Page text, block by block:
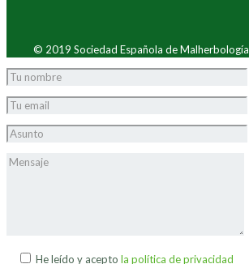
© 2019 Sociedad Española de Malherbología
He leído y acepto la política de privacidad